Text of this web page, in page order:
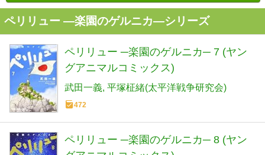
ペリリュー ―楽園のゲルニカ―シリーズ
ペリリュー ─楽園のゲルニカ─ 7 (ヤン
グアニマルコミックス)
武田一義 平塚柾緒(太平洋戦争研究会)
472
ペリリュー ─楽園のゲルニカ─ 8 (ヤン